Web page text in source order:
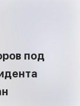
под